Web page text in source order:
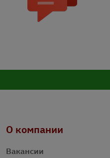
О компании
Вакансии